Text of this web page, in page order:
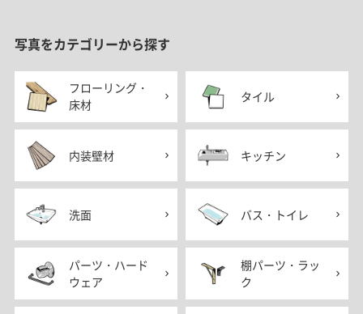
写真をカテゴリーから探す
フローリング・
床材
タイル
内装壁材 キッチン
洗面 バス・トイレ
パーツ・ハード
ウェア
棚パーツ・ラッ
ク